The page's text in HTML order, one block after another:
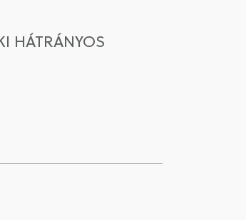
HÁTRÁNYOS